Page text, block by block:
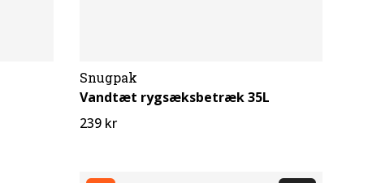
Snugpak
Vandtæt rygsæksbetræk 35L
239 kr